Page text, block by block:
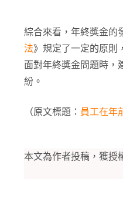
綜合來看，年終獎金的
法》規定了一定的原則
面對年終獎金問題時，
紛。
（原文標題： 員工在年
本文為作者投稿，獲授